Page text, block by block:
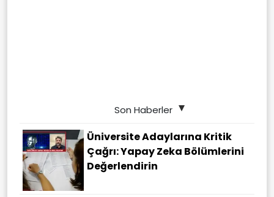
Son Haberler
Üniversite Adaylarına Kritik
Çağrı: Yapay Zeka Bölümlerini
Değerlendirin